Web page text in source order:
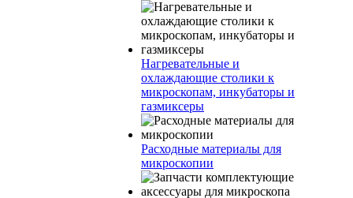
Нагревательные и
охлаждающие столики к
микроскопам, инкубаторы и
газмиксеры
Расходные материалы для
микроскопии